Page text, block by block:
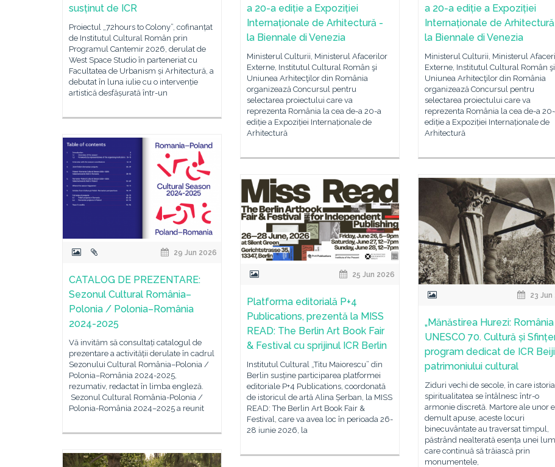
susținut de ICR
Proiectul „72hours to Colony”, cofinanțat
de Institutul Cultural Român prin
Programul Cantemir 2026, derulat de
West Space Studio în parteneriat cu
Facultatea de Urbanism și Arhitectură, a
debutat în luna iulie cu o intervenție
artistică desfășurată într-un
a 20-a ediție a Expoziției
Internaționale de Arhitectură -
la Biennale di Venezia
Ministerul Culturii, Ministerul Afacerilor
Externe, Institutul Cultural Român şi
Uniunea Arhitecţilor din România
organizează Concursul pentru
selectarea proiectului care va
reprezenta România la cea de-a 20-a
ediție a Expoziției Internaționale de
Arhitectură
a 20-a ediție a Expoziției
Internaționale de
la Biennale di Venezia
Ministerul Culturii, Ministerul
Externe, Institutul Cultural Român şi
Uniunea Arhitecţilor din România
organizează Concursul pentru
selectarea proiectului care va
reprezenta România la cea de-a
ediție a Expoziției Internaționale de
Arhitectură
29 Jun 2026
CATALOG DE PREZENTARE:
Sezonul Cultural România–
Polonia / Polonia–România
2024-2025
Vă invităm să consultați catalogul de
prezentare a activității derulate în cadrul
Sezonului Cultural România–Polonia /
Polonia–România 2024-2025,
rezumativ, redactat în limba engleză.
Sezonul Cultural România-Polonia /
Polonia-România 2024–2025 a reunit
25 Jun 2026
Platforma editorială P+4
Publications, prezentă la MISS
READ: The Berlin Art Book Fair
& Festival cu sprijinul ICR Berlin
Institutul Cultural „Titu Maiorescu” din
Berlin susține participarea platformei
editoriale P+4 Publications, coordonată
de istoricul de artă Alina Șerban, la MISS
READ: The Berlin Art Book Fair &
Festival, care va avea loc în perioada 26-
28 iunie 2026, la
23 Jun
„Mănăstirea Hurezi:
UNESCO 70. Cultură și
program dedicat de ICR
patrimoniului cultural
Ziduri vechi de secole, în care
spiritualitatea se întâlnesc într-o
armonie discretă. Martore ale unor
demult apuse, aceste locuri
binecuvântate au traversat timpul,
păstrând nealterată esența unei
care continuă să trăiască prin
monumentele,